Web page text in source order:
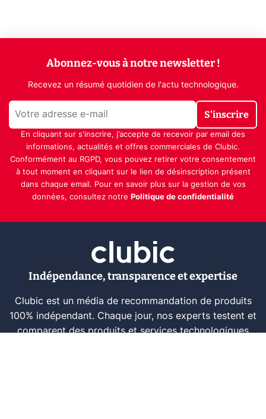
Abonnez-vous à notre newsletter !
Recevez un résumé quotidien de l'actu technologique.
S'inscrire
En cliquant sur s'inscrire, j’accepte de recevoir par email des
informations, actualités et offres commerciales de Clubic.
Conformément au RGPD, vous pouvez retirer votre consentement
à tout moment en cliquant sur le lien de désinscription présent
dans chaque email. Pour en savoir plus sur la gestion de vos
données, consultez notre Politique de confidentialité
Indépendance, transparence et expertise
Clubic est un média de recommandation de produits
100% indépendant. Chaque jour, nos experts testent et
comparent des produits et services technologiques